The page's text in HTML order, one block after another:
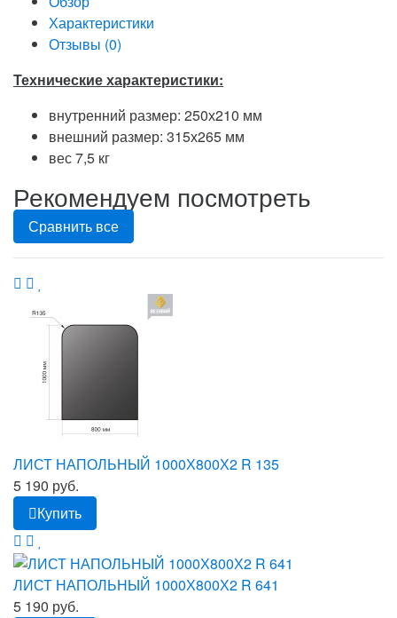
Характеристики
Отзывы (0)
Технические характеристики:
внутренний размер: 250х210 мм
внешний размер: 315х265 мм
вес 7,5 кг
Рекомендуем посмотреть
Сравнить все
ЛИСТ НАПОЛЬНЫЙ 1000Х800Х2 R 135
5 190 руб.
Купить
ЛИСТ НАПОЛЬНЫЙ 1000Х800Х2 R 641
5 190 руб.